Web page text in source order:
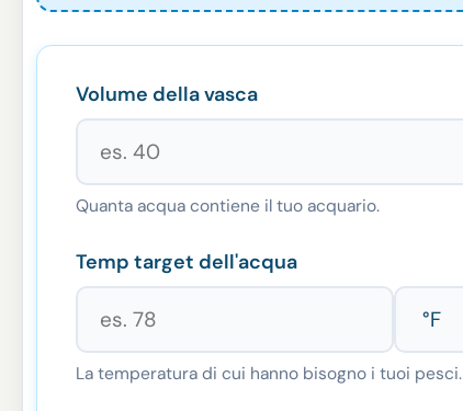
Volume della vasca
Quanta acqua contiene il tuo acquario.
Temp target dell'acqua
La temperatura di cui hanno bisogno i tuoi pesci.